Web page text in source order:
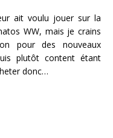
ait voulu jouer sur la
WW, mais je crains
pour des nouveaux
plutôt content étant
donc…